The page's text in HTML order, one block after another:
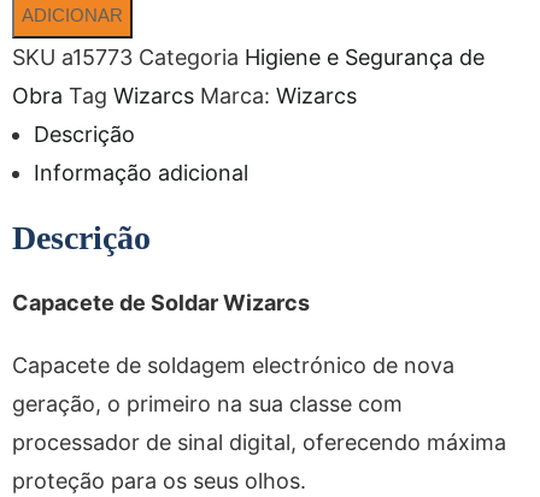
ADICIONAR
SKU a15773 Categoria Higiene e Segurança de
Obra Tag Wizarcs Marca: Wizarcs
Descrição
Informação adicional
Descrição
Capacete de Soldar Wizarcs
Capacete de soldagem electrónico de nova
geração, o primeiro na sua classe com
processador de sinal digital, oferecendo máxima
proteção para os seus olhos.